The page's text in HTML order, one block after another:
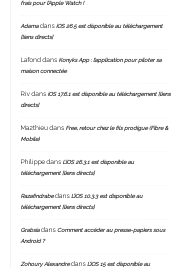
frais pour l’Apple Watch !
Adamadans iOS 26.5 est disponible au téléchargement
[liens directs]
Lafond dans Konyks App : l’application pour piloter sa
maison connectée
Rivdans iOS 17.6.1 est disponible au téléchargement [liens
directs]
Ma2thieu dans Free, retour chez le fils prodigue (Fibre &
Mobile)
Philippedans L’iOS 26.3.1 est disponible au
téléchargement [liens directs]
Razafindrabedans L’iOS 10.3.3 est disponible au
téléchargement [liens directs]
Grabsiadans Comment accéder au presse-papiers sous
Android ?
Zohoury Alexandredans L’iOS 15 est disponible au